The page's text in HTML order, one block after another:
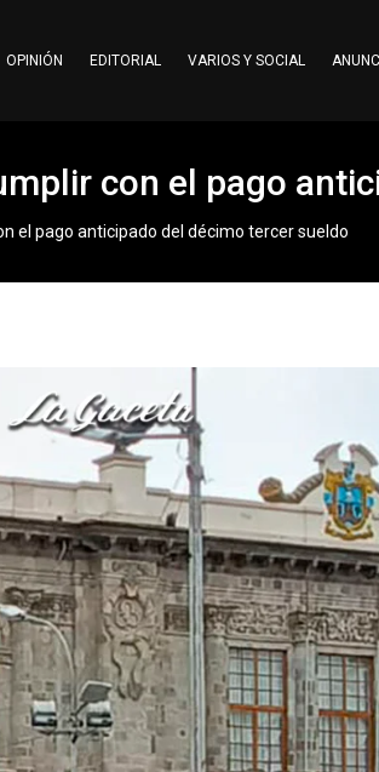
OPINIÓN EDITORIAL VARIOS Y SOCIAL
con el pago
el pago anticipado del décimo tercer sueldo